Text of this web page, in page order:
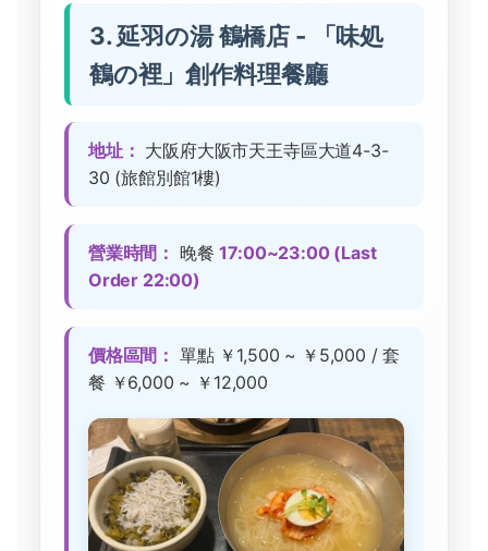
3. 延羽の湯 鶴橋店 - 「味処
鶴の裡」創作料理餐廳
地址： 大阪府大阪市天王寺區大道4-3-
30 (旅館別館1樓)
營業時間： 晚餐17:00~23:00 (Last
Order 22:00)
價格區間： 單點 ￥1,500 ~ ￥5,000 / 套
餐 ￥6,000 ~ ￥12,000